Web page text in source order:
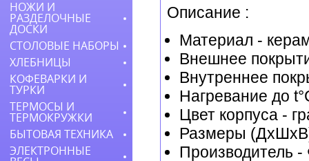
Описание :
Материал -
Внешнее
Внутреннее
Нагревание до
Цвет корпуса -
Размеры
Производитель
НОЖИ И
РАЗДЕЛОЧНЫЕ
ДОСКИ
СТОЛОВЫЕ НАБОРЫ
ХЛЕБНИЦЫ
КОФЕВАРКИ И
ТУРКИ
ТЕРМОСЫ И
ТЕРМОКРУЖКИ
БЫТОВАЯ ТЕХНИКА
ЭЛЕКТРОННЫЕ